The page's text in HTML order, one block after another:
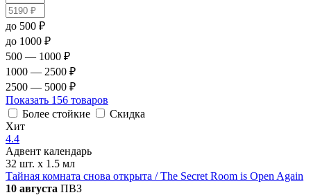
до 500 ₽
до 1000 ₽
500 — 1000 ₽
1000 — 2500 ₽
2500 — 5000 ₽
Показать 156 товаров
Более стойкие
Скидка
Хит
4.4
Адвент календарь
32 шт. х 1.5 мл
Тайная комната снова открыта / The Secret Room is Open Again
10 августа ПВЗ